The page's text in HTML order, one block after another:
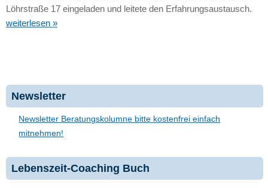
Löhrstraße 17 eingeladen und leitete den Erfahrungsaustausch.
weiterlesen »
Newsletter
Newsletter Beratungskolumne bitte kostenfrei einfach
mitnehmen!
Lebenszeit-Coaching Buch